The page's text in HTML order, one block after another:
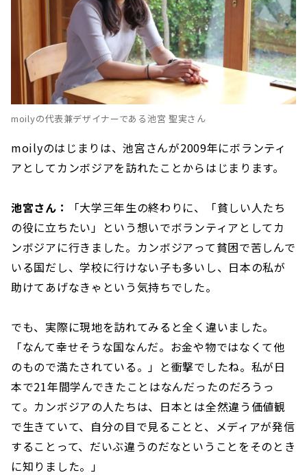
moilyの代表兼デザイナーである池宮 聖実さん
moilyのはじまりは、池宮さんが2009年にボランティ
アとしてカンボジアを訪れたことからはじまります。
池宮さん：
「大学三年生の終わりに、「貧しい人たち
の役に立ちたい」という想いでボランティアとしてカ
ンボジアに行きました。カンボジアって貧困で苦しんで
いる国だし、学校に行けない子も多いし、日本の私が
助けてあげなきゃという気持ちでした。
でも、実際に現地を訪れてみると全く違いました。
「なんて幸せそうな国なんだ。お金や物ではなくて他
のもので満たされている。」と衝撃でしたね。私が日
本で21年間学んできたことはなんだったのだろうっ
て。カンボジアの人たちは、日本とは全然違う価値観
で生きていて、自分の目で見ることと、メディアが発信
することって、だいぶ違うのだなということをそのとき
に知りました。」